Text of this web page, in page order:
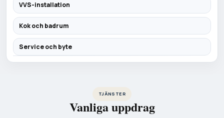
VVS-installation
Kok och badrum
Service och byte
TJÄNSTER
Vanliga uppdrag